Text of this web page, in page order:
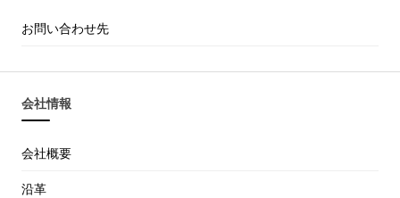
お問い合わせ先
会社情報
会社概要
沿革